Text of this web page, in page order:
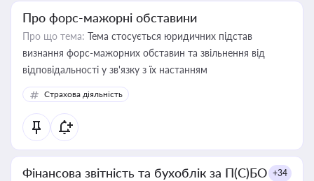
Про форс-мажорні обставини
Про що тема: Тема стосується юридичних підстав
визнання форс-мажорних обставин та звільнення від
відповідальності у зв'язку з їх настанням
Страхова діяльність
Фінансова звітність та бухоблік за П(С)БО +34